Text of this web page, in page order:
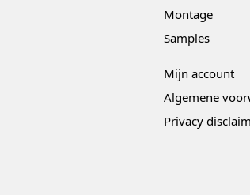
Montage
Samples
Mijn account
Algemene
Privacy